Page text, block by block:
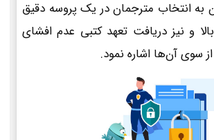
انتخاب مترجمان در یک پروسه دقیق
و نیز دریافت تعهد کتبی عدم افشای
سوی آن‌ها اشاره نمود.